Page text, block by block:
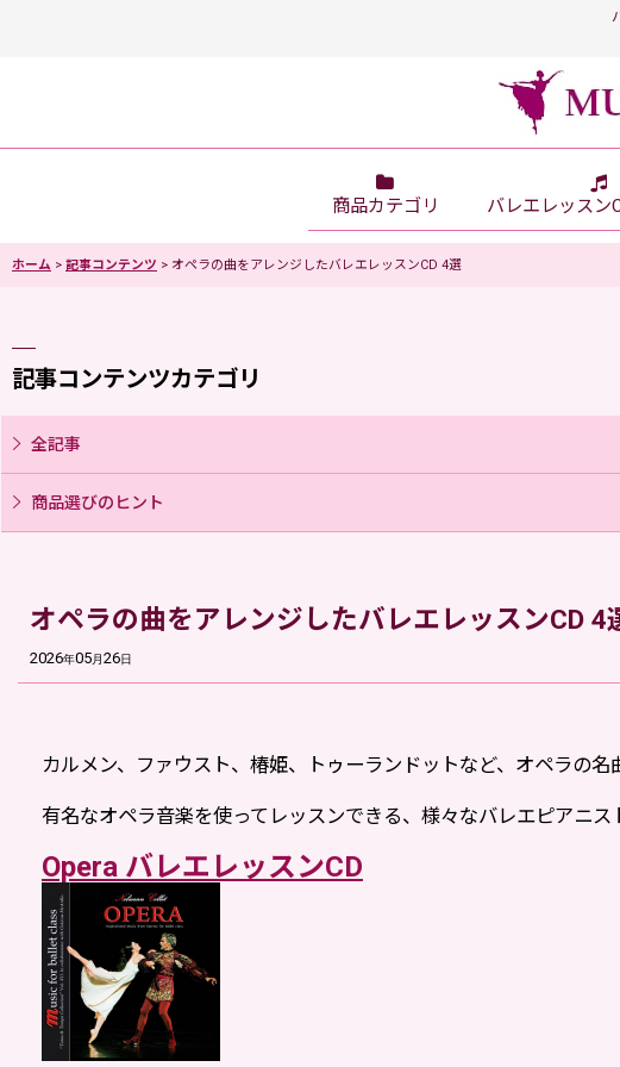
商品カテゴリ バレエレッスン
ホーム > 記事コンテンツ > オペラの曲をアレンジしたバレエレッスンCD 4選
オペラの曲をアレンジしたバレエレッスンCD 4
2026年05月26日
カルメン、ファウスト、椿姫、トゥーランドットなど、オペラの
有名なオペラ音楽を使ってレッスンできる、様々なバレエピアニス
Opera バレエレッスンCD
記事コンテンツカテゴリ
全記事
商品選びのヒント